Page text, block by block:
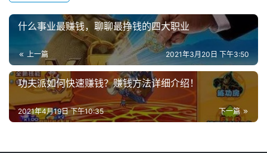
什么事业最赚钱，聊聊最挣钱的四大职业
上一篇 2021年3月20日 下午3:50
功夫派如何快速赚钱？赚钱方法详细介绍！
下一篇
2021年4月19日 下午10:35